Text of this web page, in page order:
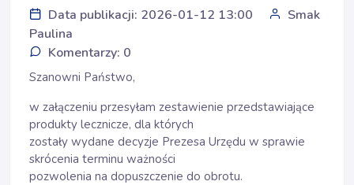
Data publikacji: 2026-01-12 13:00
Smak
Paulina
Komentarzy: 0
Szanowni Państwo,
w załączeniu przesyłam zestawienie przedstawiające
produkty lecznicze, dla których
zostały wydane decyzje Prezesa Urzędu w sprawie
skrócenia terminu ważności
pozwolenia na dopuszczenie do obrotu.